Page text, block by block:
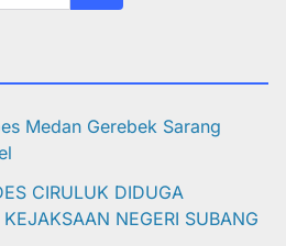
Medan Gerebek Sarang
CIRULUK DIDUGA
NEGERI SUBANG